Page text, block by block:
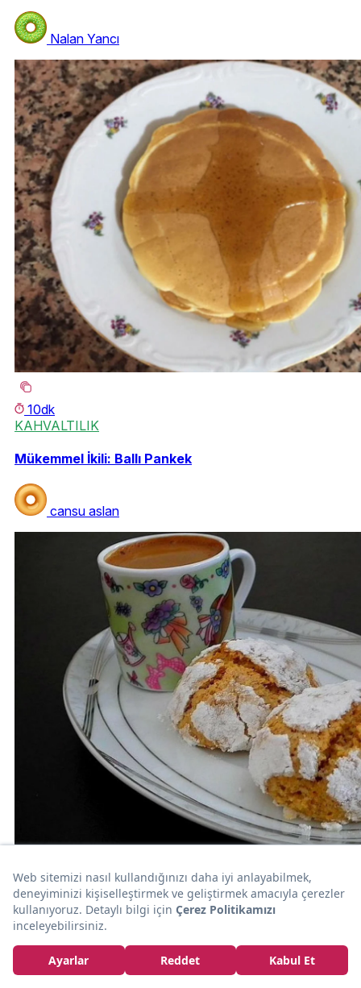
Nalan Yancı
10dk
KAHVALTILIK
Mükemmel İkili: Ballı Pankek
cansu aslan
KURABİYE
Bir Mağrip Esintisi: Susamlı Fas Kurabiyesi
Banu Alabaşoğlu